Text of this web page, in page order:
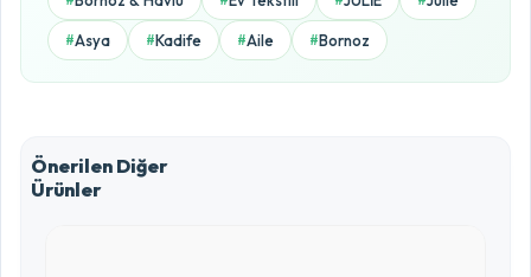
5 Yıldız
0%
3 Yıldız
#Asya #Kadife #Aile #Bornoz
Önerilen Diğer
Ürünler